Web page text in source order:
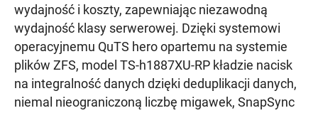
wydajność i koszty, zapewniając niezawodną
wydajność klasy serwerowej. Dzięki systemowi
operacyjnemu QuTS hero opartemu na systemie
plików ZFS, model TS-h1887XU-RP kładzie nacisk
na integralność danych dzięki deduplikacji danych,
niemal nieograniczoną liczbę migawek, SnapSync